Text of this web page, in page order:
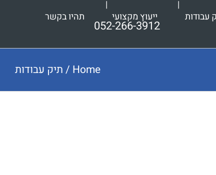
052-266-3912
עבודות ייעוץ מקצועי תהיו בקשר
Home
/תיק עבודות